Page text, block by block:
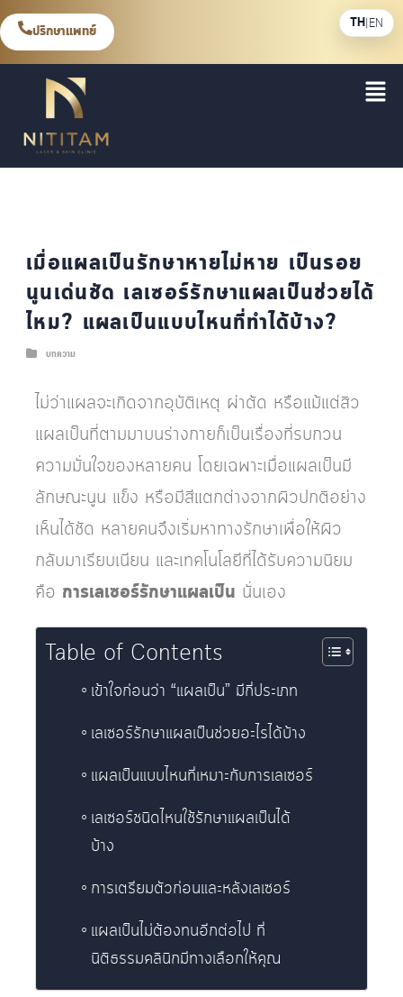
ปรึกษาแพทย์
เมื่อแผลเป็นรักษาหายไม่หาย เป็นรอย
นูนเด่นชัด เลเซอร์รักษาแผลเป็นช่วยได้
ไหม? แผลเป็นแบบไหนที่ทำได้บ้าง?
บทความ
ไม่ว่าแผลจะเกิดจากอุบัติเหตุ ผ่าตัด หรือแม้แต่สิว
แผลเป็นที่ตามมาบนร่างกายก็เป็นเรื่องที่รบกวน
ความมั่นใจของหลายคน โดยเฉพาะเมื่อแผลเป็นมี
ลักษณะนูน แข็ง หรือมีสีแตกต่างจากผิวปกติอย่าง
เห็นได้ชัด หลายคนจึงเริ่มหาทางรักษาเพื่อให้ผิว
กลับมาเรียบเนียน และเทคโนโลยีที่ได้รับความนิยม
คือ การเลเซอร์รักษาแผลเป็น นั่นเอง
Table of Contents
เข้าใจก่อนว่า “แผลเป็น” มีกี่ประเภท
เลเซอร์รักษาแผลเป็นช่วยอะไรได้บ้าง
แผลเป็นแบบไหนที่เหมาะกับการเลเซอร์
เลเซอร์ชนิดไหนใช้รักษาแผลเป็นได้
บ้าง
การเตรียมตัวก่อนและหลังเลเซอร์
แผลเป็นไม่ต้องทนอีกต่อไป ที่
นิติธรรมคลินิกมีทางเลือกให้คุณ
TH|EN